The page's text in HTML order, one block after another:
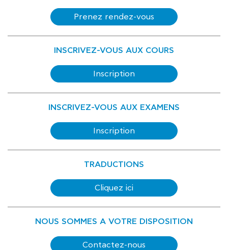
Prenez rendez-vous
INSCRIVEZ-VOUS AUX COURS
Inscription
INSCRIVEZ-VOUS AUX EXAMENS
Inscription
TRADUCTIONS
Cliquez ici
NOUS SOMMES A VOTRE DISPOSITION
Contactez-nous